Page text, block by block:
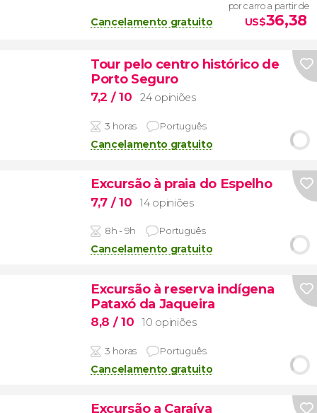
Cancelamento gratuito
por carro a partir de
US$36,38
Tour pelo centro histórico de
Porto Seguro
7,2 / 10 24 opiniões
3 horas Português
Cancelamento gratuito
Excursão à praia do Espelho
7,7 / 10 14 opiniões
8h - 9h Português
Cancelamento gratuito
Excursão à reserva indígena
Pataxó da Jaqueira
8,8 / 10 10 opiniões
3 horas Português
Cancelamento gratuito
Excursão a Caraíva